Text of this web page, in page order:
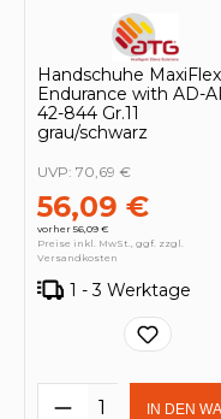
Handschuhe MaxiFlex
Endurance with AD-
42-844 Gr.11
grau/schwarz
56,09 €
vorher 56,09 €
UVP: 70,69 €
Preise inkl. MwSt., ggf. zzgl.
Versandkosten
1 - 3 Werktage
ProduktIN DEN